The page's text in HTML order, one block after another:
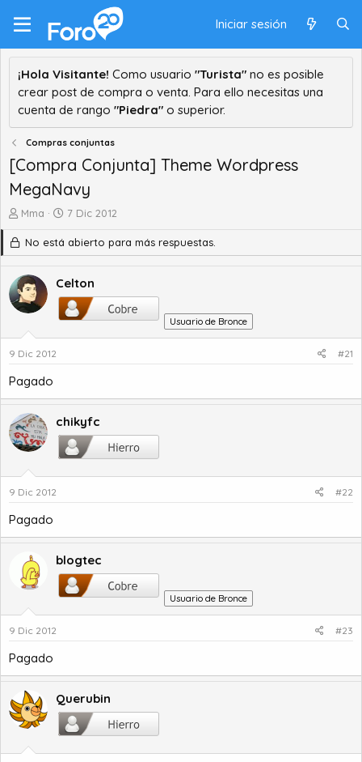
Iniciar sesión
¡Hola Visitante! Como usuario "Turista" no es posible
crear post de compra o venta. Para ello necesitas una
cuenta de rango "Piedra" o superior.
Compras conjuntas
[Compra Conjunta] Theme Wordpress
MegaNavy
A
o
r
d
e
e
m
Mma
F
c
h
d
e
i
n
o
7 Dic 2012
No está abierto para más respuestas.
Celton
Usuario de Bronce
9 Dic 2012 #21
Pagado
chikyfc
9 Dic 2012 #22
Pagado
blogtec
Usuario de Bronce
9 Dic 2012 #23
Pagado
Querubin